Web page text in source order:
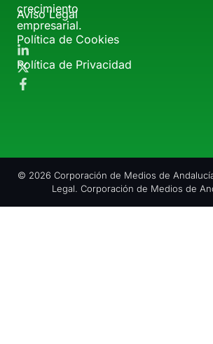
crecimiento
empresarial.
Aviso Legal
Política de Cookies
Política de Privacidad
© 2026 Corporación de Medios de
Legal. Corporación de Medios de